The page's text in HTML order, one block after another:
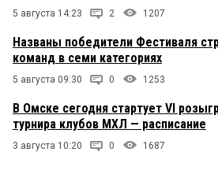
5 августа 14:23 2 1207
Названы победители Фестиваля
команд в семи категориях
5 августа 09:30 0 1253
В Омске сегодня стартует VI
турнира клубов МХЛ — расписание
3 августа 10:20 0 1687